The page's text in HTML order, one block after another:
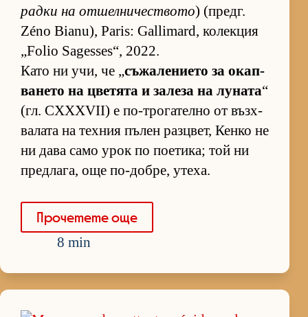
радки на от­шел­ни­чес­т­вото) (предг.
Zéno Bianu), Paris: Gallimard, ко­лек­ция
„Folio Sagesses“, 2022.
Като ни учи, че „съ­жа­ле­ни­ето за окап­
ва­нето на цве­тята и за­леза на лу­ната“
(гл. CXXXVII) е по-тро­га­телно от въз­х­
ва­лата на тех­ния пъ­лен раз­ц­вет, Кенко не
ни дава само урок по по­е­ти­ка; той ни
пред­ла­га, още по-доб­ре, уте­ха.
Про­че­тете още
8 min